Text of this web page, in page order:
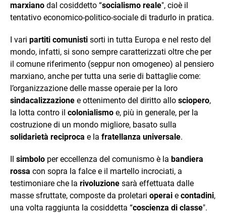
marxiano dal cosiddetto “socialismo reale", cioè il
tentativo economico-politico-sociale di tradurlo in pratica.
I vari partiti comunisti sorti in tutta Europa e nel resto del
mondo, infatti, si sono sempre caratterizzati oltre che per
il comune riferimento (seppur non omogeneo) al pensiero
marxiano, anche per tutta una serie di battaglie come:
l’organizzazione delle masse operaie per la loro
sindacalizzazione e ottenimento del diritto allo sciopero,
la lotta contro il colonialismo e, più in generale, per la
costruzione di un mondo migliore, basato sulla
solidarietà reciproca e la fratellanza universale.
Il simbolo per eccellenza del comunismo è la bandiera
rossa con sopra la falce e il martello incrociati, a
testimoniare che la rivoluzione sarà effettuata dalle
masse sfruttate, composte da proletari operai e contadini,
una volta raggiunta la cosiddetta “coscienza di classe".